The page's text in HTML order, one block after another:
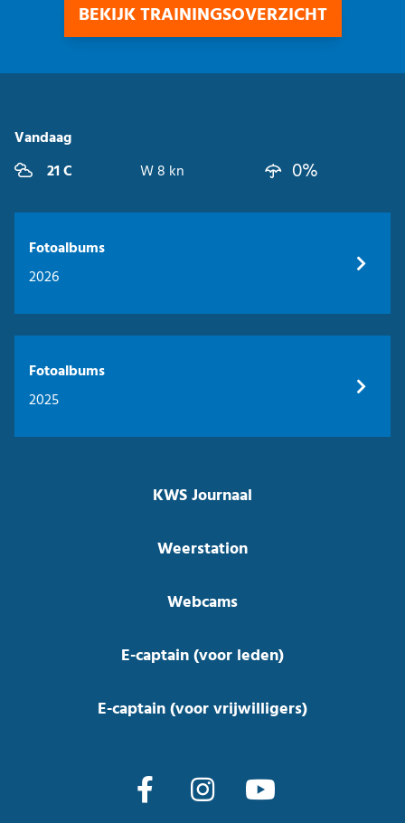
BEKIJK TRAININGSOVERZICHT
Vandaag
21 C
W 8 kn 0%
Fotoalbums
2026
Fotoalbums
2025
KWS Journaal
Weerstation
Webcams
E-captain (voor leden)
E-captain (voor vrijwilligers)